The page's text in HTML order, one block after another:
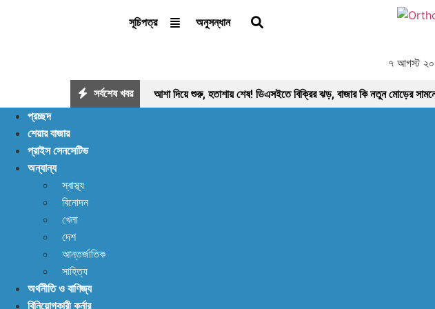
সূচিপত্র অনুসন্ধান
৭ আগস্ট
সর্বশেষ খবর আশা দিয়ে শুরু, হতাশায় শেষ! ডিএসইতে বিক্রির ঝড়, বাজার কি নতুন মোড়ের
প্রচ্ছদ
শেয়ার বাজার
প্রাইস সেনসেটিভ
অন্যান্য
স্বাস্থ্য
বিনোদন
খেলা
দেশ
আন্তর্জাতিক
সাহিত্য
অর্থনীতি ও বাণিজ্য
বিনিয়োগকারী কর্নার